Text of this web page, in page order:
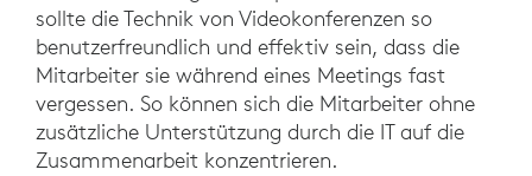
sollte die Technik von Videokonferenzen so
benutzerfreundlich und effektiv sein, dass die
Mitarbeiter sie während eines Meetings fast
vergessen. So können sich die Mitarbeiter ohne
zusätzliche Unterstützung durch die IT auf die
Zusammenarbeit konzentrieren.